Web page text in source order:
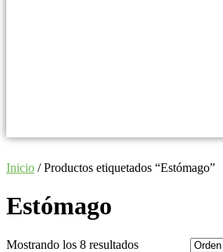
Inicio / Productos etiquetados “Estómago”
Estómago
Mostrando los 8 resultados